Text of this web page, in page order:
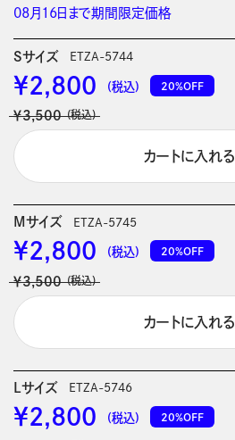
08月16日まで期間限定価格
Sサイズ ETZA-5744
20%OFF
￥2,800 (税込)
￥3,500 (税込)
カートに入れる
Mサイズ ETZA-5745
20%OFF
￥2,800 (税込)
￥3,500 (税込)
カートに入れる
Lサイズ ETZA-5746
20%OFF
￥2,800 (税込)